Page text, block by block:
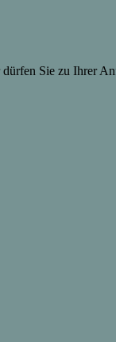
Sie zu Ihrer